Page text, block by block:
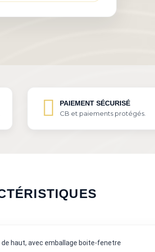
PAIEMENT SÉCURISÉ
CB et paiements protégés.
haut, avec emballage boite-fenetre